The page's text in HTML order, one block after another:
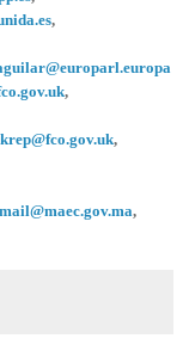
,
,
,
mail@maec.gov.ma,